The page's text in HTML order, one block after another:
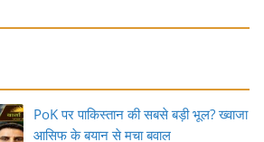
PoK पर पाकिस्तान की सबसे बड़ी भूल? ख्वाजा
आसिफ के बयान से मचा बवाल